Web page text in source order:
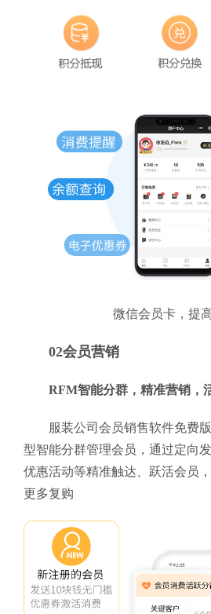
微信会员卡，提
02会员营销
RFM智能分群，精准营销，
服装公司会员销售软件免费
型智能分群管理会员，通过定向
优惠活动等精准触达、跃活会员
更多复购